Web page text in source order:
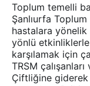
Toplum temelli
Şanlıurfa Toplum
hastalara
yönlü
karşılamak için
TRSM
Çiftliğine